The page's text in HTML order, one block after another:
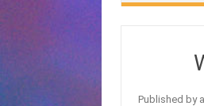
Published by